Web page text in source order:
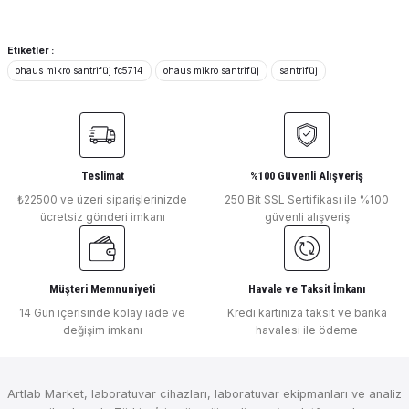
Ürün bilgilerinde hatalar bulunuyor.
Ürün fiyatı diğer sitelerden daha pahalı.
Ohaus Soğutmalı Mikro Santrifüj FC5916R 200-16000 Rpm Max Rotoe
OHAUS
Ohaus Soğutmalı Mikro Santrifüj FC5816R 200-15.000 Rpm Max Rotor
Etiketler :
ohaus mikro santrifüj fc5714
ohaus mikro santrifüj santrifüj
Teslimat
₺22500 ve üzeri siparişlerinizde
ücretsiz gönderi imkanı
%100 Güvenli Alışveriş
250 Bit SSL Sertifikası ile %100
güvenli alışveriş
Müşteri Memnuniyeti
14 Gün içerisinde kolay iade ve
değişim imkanı
Havale ve Taksit İmkanı
Kredi kartınıza taksit ve banka
havalesi ile ödeme
Artlab Market, laboratuvar cihazları, laboratuvar ekipmanları ve analiz